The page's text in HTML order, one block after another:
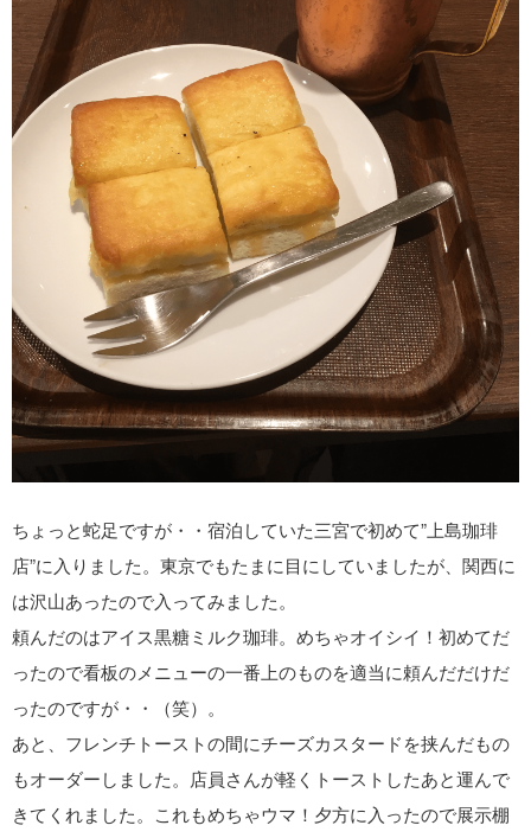
ちょっと蛇足ですが・・宿泊していた三宮で初めて”上島珈琲
店”に入りました。東京でもたまに目にしていましたが、関西に
は沢山あったので入ってみました。
頼んだのはアイス黒糖ミルク珈琲。めちゃオイシイ！初めてだ
ったので看板のメニューの一番上のものを適当に頼んだだけだ
ったのですが・・（笑）。
あと、フレンチトーストの間にチーズカスタードを挟んだもの
もオーダーしました。店員さんが軽くトーストしたあと運んで
きてくれました。これもめちゃウマ！夕方に入ったので展示棚